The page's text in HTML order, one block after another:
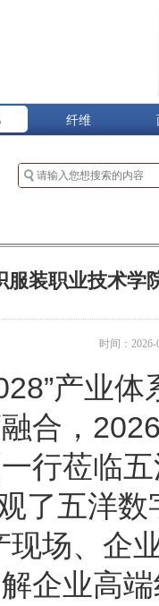
纤维
服装职业技术学
时间：2026-
产业
合，
行莅临
了五洋
现场、企
企业高